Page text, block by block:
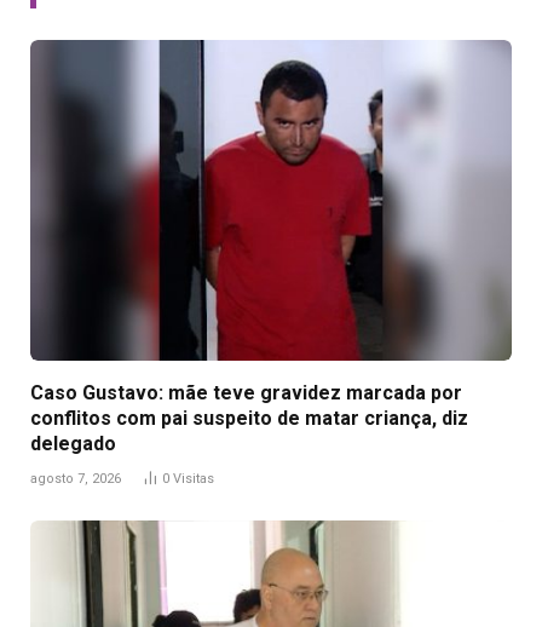
Caso Gustavo: mãe teve gravidez marcada por
conflitos com pai suspeito de matar criança, diz
delegado
agosto 7, 2026 0 Visitas